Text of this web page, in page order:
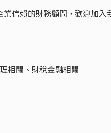
信賴的財務顧問，歡迎加入
相關、財稅金融相關